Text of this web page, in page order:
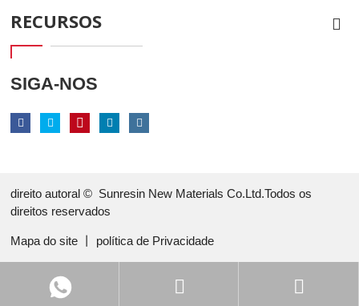
RECURSOS
SIGA-NOS
direito autoral © Sunresin New Materials Co.Ltd.Todos os
direitos reservados
Mapa do site política de Privacidade